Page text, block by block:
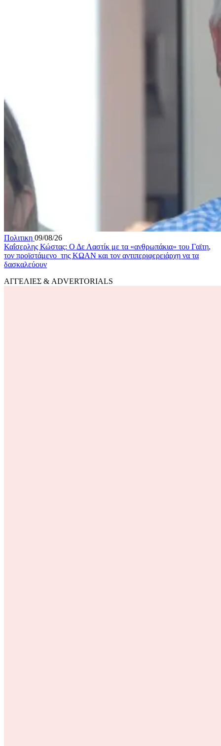
Πολιτικη 09/08/26
Καΐσερλης Κώστας: Ο Δε Λαστίκ με τα «ανθρωπάκια» του Γαϊτη,
τον προϊστάμενο της ΚΩΑΝ και τον αντιπεριφερειάρχη να τα
δασκαλεύουν
ΑΓΓΕΛΙΕΣ & ADVERTORIALS